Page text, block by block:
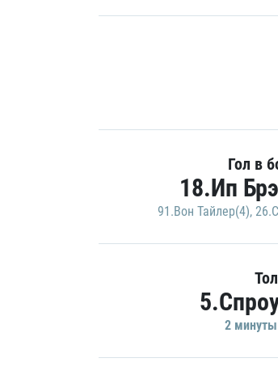
Гол в
18.Ип
91.Вон Тайлер(4),
2